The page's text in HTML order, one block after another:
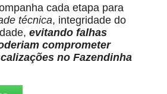
cada etapa para
técnica, integridade do
evitando falhas
comprometer
no Fazendinha